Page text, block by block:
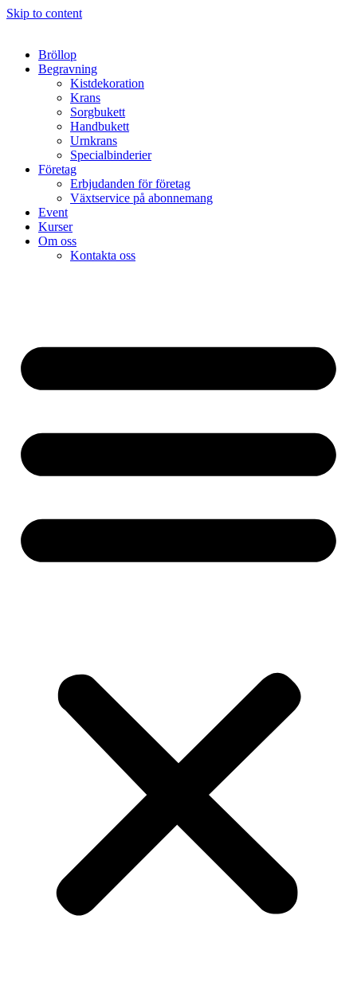
Skip to content
Bröllop
Begravning
Kistdekoration
Krans
Sorgbukett
Handbukett
Urnkrans
Specialbinderier
Företag
Erbjudanden för företag
Växtservice på abonnemang
Event
Kurser
Om oss
Kontakta oss